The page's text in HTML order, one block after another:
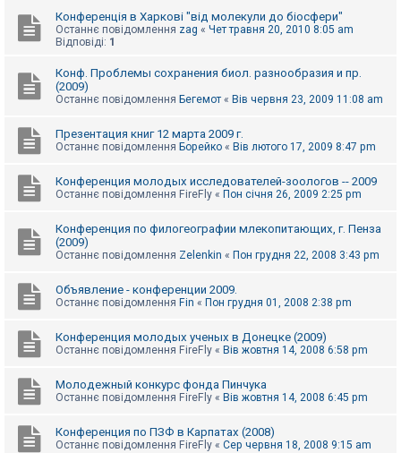
а
Конференція в Харкові "від молекули до біосфери"
Останнє повідомлення zag « Чет травня 20, 2010 8:05 am
Відповіді: 1
Конф. Проблемы сохранения биол. разнообразия и пр.
(2009)
Останнє повідомлення Бегемот « Вів червня 23, 2009 11:08 am
Презентация книг 12 марта 2009 г.
Останнє повідомлення Борейко « Вів лютого 17, 2009 8:47 pm
Конференция молодых исследователей-зоологов -- 2009
Останнє повідомлення FireFly « Пон січня 26, 2009 2:25 pm
Конференция по филогеографии млекопитающих, г. Пенза
(2009)
Останнє повідомлення Zelenkin « Пон грудня 22, 2008 3:43 pm
Объявление - конференции 2009.
Останнє повідомлення Fin « Пон грудня 01, 2008 2:38 pm
Конференция молодых ученых в Донецке (2009)
Останнє повідомлення FireFly « Вів жовтня 14, 2008 6:58 pm
Молодежный конкурс фонда Пинчука
Останнє повідомлення FireFly « Вів жовтня 14, 2008 6:45 pm
Конференция по ПЗФ в Карпатах (2008)
Останнє повідомлення FireFly « Сер червня 18, 2008 9:15 am